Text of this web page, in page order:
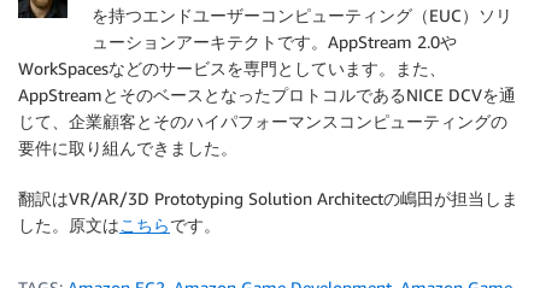
を持つエンドユーザーコンピューティング（EUC）ソリ
ューションアーキテクトです。AppStream 2.0や
WorkSpacesなどのサービスを専門としています。また、
AppStreamとそのベースとなったプロトコルであるNICE DCVを通
じて、企業顧客とそのハイパフォーマンスコンピューティングの
要件に取り組んできました。
翻訳はVR/AR/3D Prototyping Solution Architectの嶋田が担当しま
した。原文はこちらです。